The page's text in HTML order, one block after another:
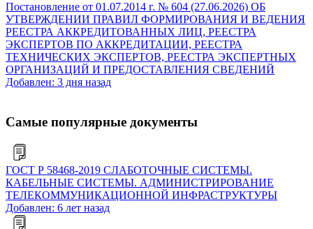
Постановление от 01.07.2014 г. № 604 (27.06.2026) ОБ
УТВЕРЖДЕНИИ ПРАВИЛ ФОРМИРОВАНИЯ И ВЕДЕНИЯ
РЕЕСТРА АККРЕДИТОВАННЫХ ЛИЦ, РЕЕСТРА
ЭКСПЕРТОВ ПО АККРЕДИТАЦИИ, РЕЕСТРА
ТЕХНИЧЕСКИХ ЭКСПЕРТОВ, РЕЕСТРА ЭКСПЕРТНЫХ
ОРГАНИЗАЦИЙ И ПРЕДОСТАВЛЕНИЯ СВЕДЕНИЙ
Добавлен: 3 дня назад
Самые популярные документы
ГОСТ Р 58468-2019 СЛАБОТОЧНЫЕ СИСТЕМЫ.
КАБЕЛЬНЫЕ СИСТЕМЫ. АДМИНИСТРИРОВАНИЕ
ТЕЛЕКОММУНИКАЦИОННОЙ ИНФРАСТРУКТУРЫ
Добавлен: 6 лет назад